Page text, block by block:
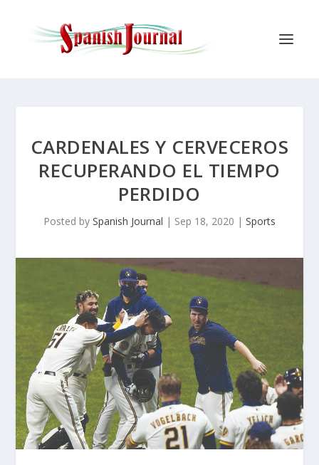
CARDENALES Y CERVECEROS
RECUPERANDO EL TIEMPO
PERDIDO
Posted by Spanish Journal | Sep 18, 2020 | Sports